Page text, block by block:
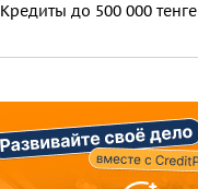
Кредиты до 500 000 тенге